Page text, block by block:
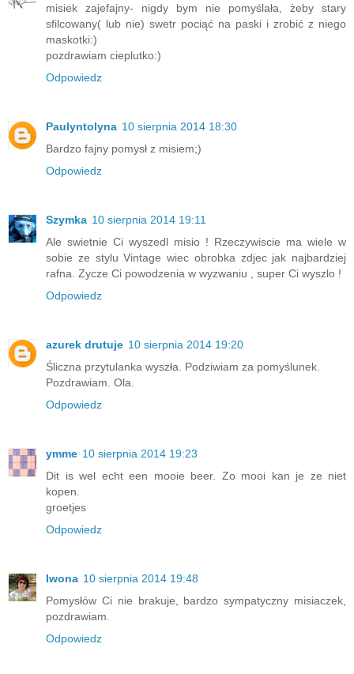
misiek zajefajny- nigdy bym nie pomyślała, żeby stary
sfilcowany( lub nie) swetr pociąć na paski i zrobić z niego
maskotki:)
pozdrawiam cieplutko:)
Odpowiedz
Paulyntolyna 10 sierpnia 2014 18:30
Bardzo fajny pomysł z misiem;)
Odpowiedz
Szymka 10 sierpnia 2014 19:11
Ale swietnie Ci wyszedl misio ! Rzeczywiscie ma wiele w
sobie ze stylu Vintage wiec obrobka zdjec jak najbardziej
rafna. Zycze Ci powodzenia w wyzwaniu , super Ci wyszlo !
Odpowiedz
azurek drutuje 10 sierpnia 2014 19:20
Śliczna przytulanka wyszła. Podziwiam za pomyślunek.
Pozdrawiam. Ola.
Odpowiedz
ymme 10 sierpnia 2014 19:23
Dit is wel echt een mooie beer. Zo mooi kan je ze niet
kopen.
groetjes
Odpowiedz
Iwona 10 sierpnia 2014 19:48
Pomysłów Ci nie brakuje, bardzo sympatyczny misiaczek,
pozdrawiam.
Odpowiedz